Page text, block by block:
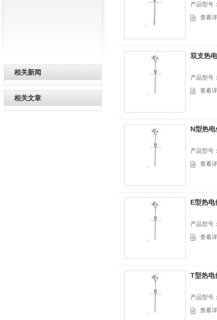
相关新闻
相关文章
产品型号
查看
双支热
产品型号
查看
N型热电
产品型号
查看
E型热电
产品型号
查看
T型热电
产品型号
查看